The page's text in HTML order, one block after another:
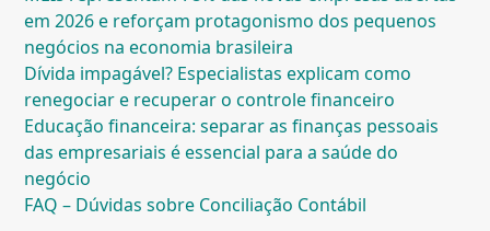
em 2026 e reforçam protagonismo dos pequenos
negócios na economia brasileira
Dívida impagável? Especialistas explicam como
renegociar e recuperar o controle financeiro
Educação financeira: separar as finanças pessoais
das empresariais é essencial para a saúde do
negócio
FAQ – Dúvidas sobre Conciliação Contábil